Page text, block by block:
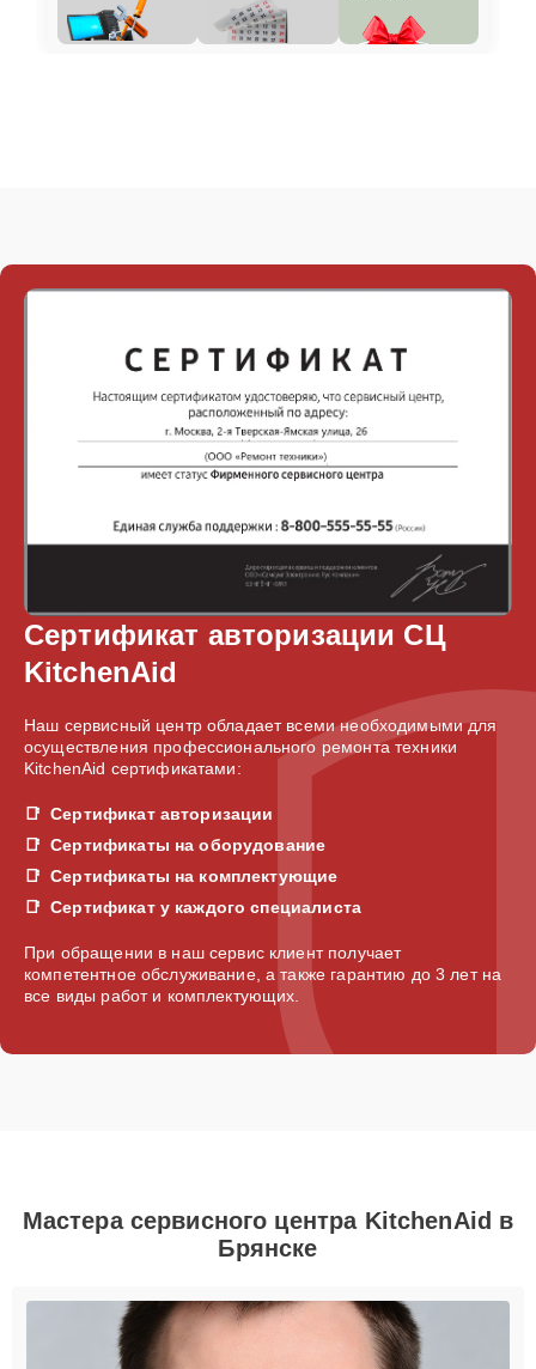
Сертификат авторизации СЦ
KitchenAid
Наш сервисный центр обладает всеми необходимыми для
осуществления профессионального ремонта техники
KitchenAid сертификатами:
Сертификат авторизации
Сертификаты на оборудование
Сертификаты на комплектующие
Сертификат у каждого специалиста
При обращении в наш сервис клиент получает
компетентное обслуживание, а также гарантию до 3 лет на
все виды работ и комплектующих.
Мастера сервисного центра KitchenAid в
Брянске